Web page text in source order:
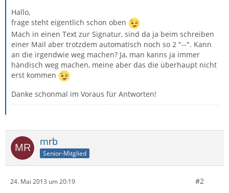
Hallo,
frage steht eigentlich schon oben
Mach in einen Text zur Signatur, sind da ja beim schreiben
einer Mail aber trotzdem automatisch noch so 2 "--". Kann
an die irgendwie weg machen? Ja, man kanns ja immer
händisch weg machen, meine aber das die überhaupt nicht
erst kommen
Danke schonmal im Voraus für Antworten!
mrb
Senior-Mitglied
24. Mai 2013 um 20:19 #2